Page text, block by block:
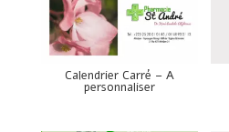
Calendrier Carré – A
personnaliser